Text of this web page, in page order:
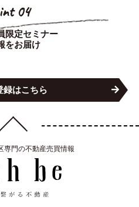
04
限定セミナー
をお届け
録はこちら
専門の不動産売買情報